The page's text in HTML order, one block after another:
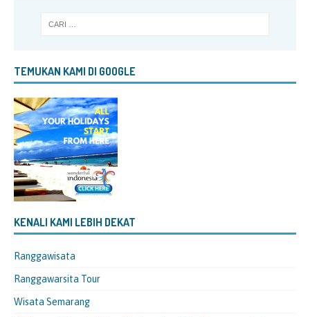
TEMUKAN KAMI DI GOOGLE
KENALI KAMI LEBIH DEKAT
Ranggawisata
Ranggawarsita Tour
Wisata Semarang